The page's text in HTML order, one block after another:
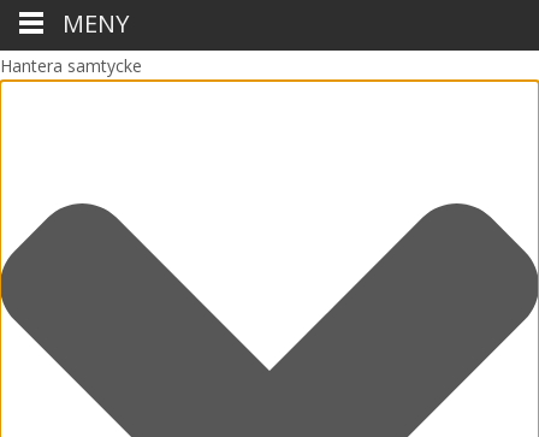
Hantera samtycke
MENY